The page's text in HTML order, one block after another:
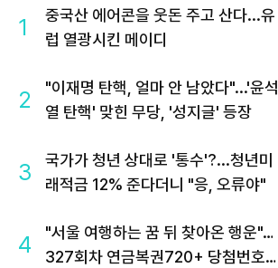
1
중국산 에어콘을 웃돈 주고 산다...유
럽 열광시킨 메이디
2
"이재명 탄핵, 얼마 안 남았다"...'윤석
열 탄핵' 맞힌 무당, '성지글' 등장
3
국가가 청년 상대로 '통수'?...청년미
래적금 12% 준다더니 "응, 오류야"
4
"서울 여행하는 꿈 뒤 찾아온 행운"…
327회차 연금복권720+ 당첨번호조